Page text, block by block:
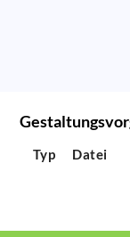
Typ Datei